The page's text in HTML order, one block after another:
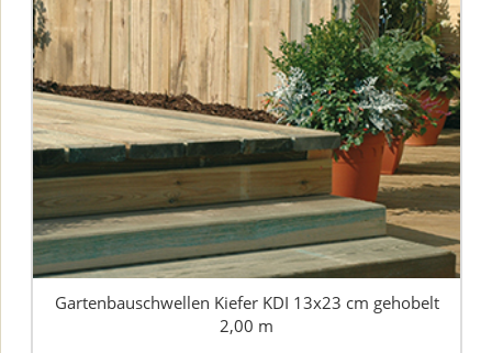
Gartenbauschwellen Kiefer KDI 13x23 cm gehobelt
2,00 m